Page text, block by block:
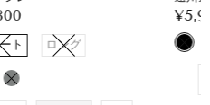
¥5,900